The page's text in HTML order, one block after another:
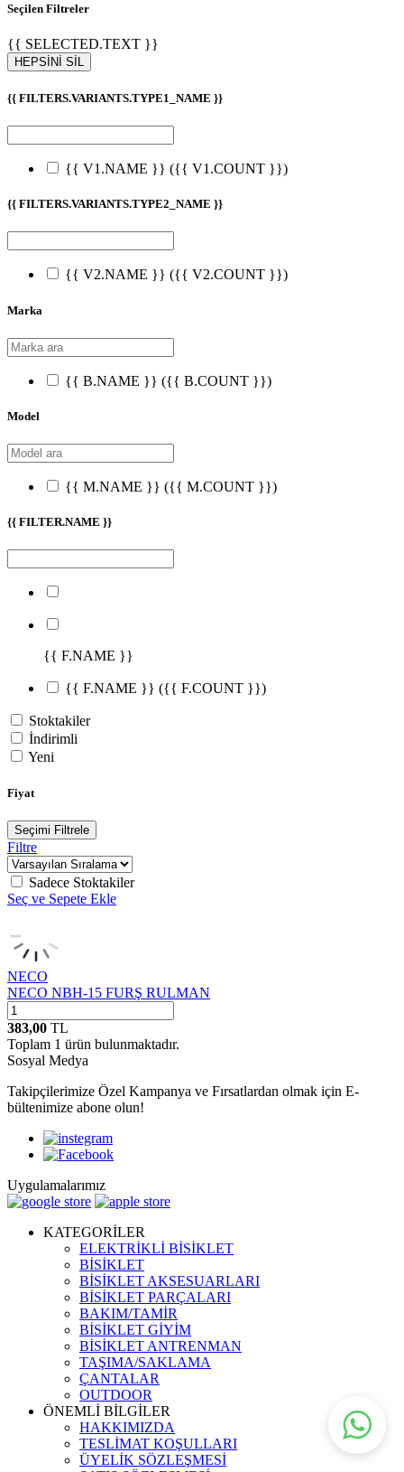
Seçilen Filtreler
{{ SELECTED.TEXT }}
HEPSİNİ SİL
{{ FILTERS.VARIANTS.TYPE1_NAME }}
{{ V1.NAME }} ({{ V1.COUNT }})
{{ FILTERS.VARIANTS.TYPE2_NAME }}
{{ V2.NAME }} ({{ V2.COUNT }})
Marka
{{ B.NAME }} ({{ B.COUNT }})
Model
{{ M.NAME }} ({{ M.COUNT }})
{{ FILTER.NAME }}
{{ F.NAME }}
{{ F.NAME }} ({{ F.COUNT }})
Stoktakiler
İndirimli
Yeni
Fiyat
Seçimi Filtrele
Filtre
Sadece Stoktakiler
Seç ve Sepete Ekle
NECO
NECO NBH-15 FURŞ RULMAN
383,00 TL
Toplam 1 ürün bulunmaktadır.
Sosyal Medya
Takipçilerimize Özel Kampanya ve Fırsatlardan olmak için E-
bültenimize abone olun!
Uygulamalarımız
KATEGORİLER
ELEKTRİKLİ BİSİKLET
BİSİKLET
BİSİKLET AKSESUARLARI
BİSİKLET PARÇALARI
BAKIM/TAMİR
BİSİKLET GİYİM
BİSİKLET ANTRENMAN
TAŞIMA/SAKLAMA
ÇANTALAR
OUTDOOR
ÖNEMLİ BİLGİLER
HAKKIMIZDA
TESLİMAT KOŞULLARI
ÜYELİK SÖZLEŞMESİ